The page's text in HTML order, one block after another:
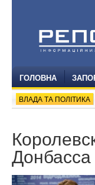
ГОЛОВНА
ВЛАДА ТА ПОЛІТИКА
Донбасса